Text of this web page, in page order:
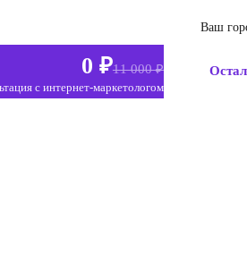
Ваш
0 ₽11 000 ₽
с интернет-маркетологом